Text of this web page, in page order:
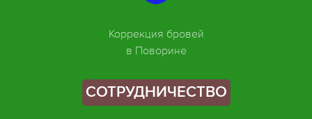
Коррекция бровей
в Поворине
СОТРУДНИЧЕСТВО